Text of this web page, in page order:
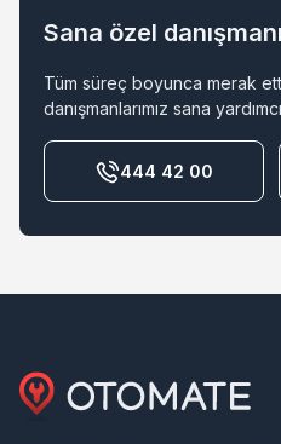
Sana özel
Tüm süreç boyunca merak
danışmanlarımız sana
444 42 00